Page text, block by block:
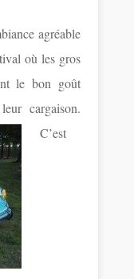
agréable
où les gros
le bon goût
cargaison.
C’est